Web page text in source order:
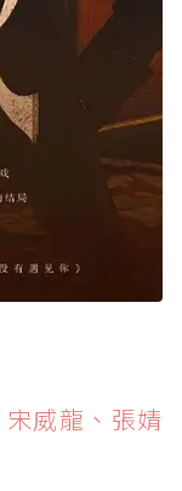
威龍、張婧